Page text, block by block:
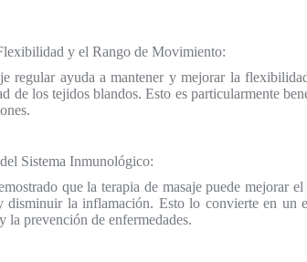
y el Rango de Movimiento:
regular ayuda a mantener y mejorar la
de los tejidos blandos. Esto es particularmente
Sistema Inmunológico:
que la terapia de masaje puede mejorar
disminuir la inflamación. Esto lo convierte en un
la prevención de enfermedades.